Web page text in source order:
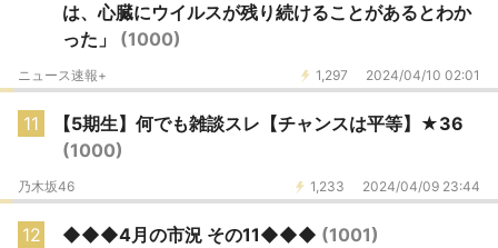
は、心臓にウイルスが残り続けることがあるとわか
った」 (1000)
1,297 2024/04/10 02:01
ニュース速報+
11
【5期生】何でも雑談スレ【チャンスは平等】★36
(1000)
1,233 2024/04/09 23:44
乃木坂46
12 ◆◆◆4月の市況 その11◆◆◆ (1001)